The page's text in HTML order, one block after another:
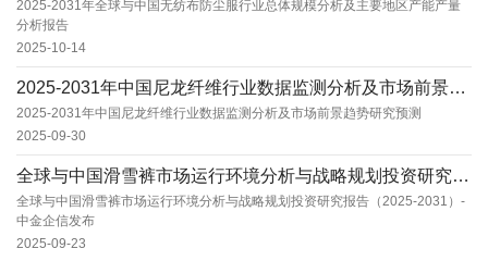
2025-2031年全球与中国无纺布防尘服行业总体规模分析及主要地区产能产量
分析报告
2025-10-14
2025-2031年中国尼龙纤维行业数据监测分析及市场前景趋势研究预测
2025-2031年中国尼龙纤维行业数据监测分析及市场前景趋势研究预测
2025-09-30
全球与中国滑雪裤市场运行环境分析与战略规划投资研究报告（2025-2031）-中金企信发布...
全球与中国滑雪裤市场运行环境分析与战略规划投资研究报告（2025-2031）-
中金企信发布
2025-09-23